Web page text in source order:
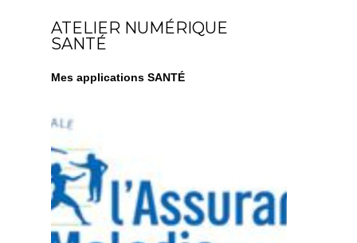
ATELIER NUMÉRIQUE
SANTÉ
Mes applications SANTÉ